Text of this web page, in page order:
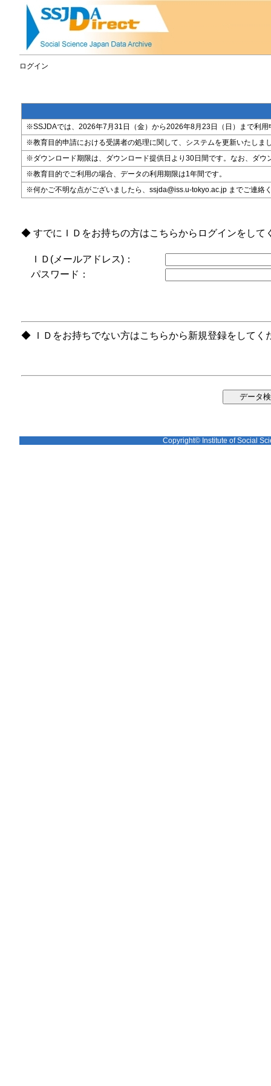
ログイン
※SSJDAでは、2026年7月31日（金）から2026年8月23日（日）まで利
※教育目的申請における受講者の処理に関して、システムを更新いたしま
※ダウンロード期限は、ダウンロード提供日より30日間です。なお、ダ
※教育目的でご利用の場合、データの利用期限は1年間です。
※何かご不明な点がございましたら、ssjda@iss.u-tokyo.ac.jp までご連絡
◆ すでにＩＤをお持ちの方はこちらからログインをして
ＩＤ(メールアドレス)：
パスワード：
◆ ＩＤをお持ちでない方はこちらから新規登録をしてく
Copyright© Institute of Social